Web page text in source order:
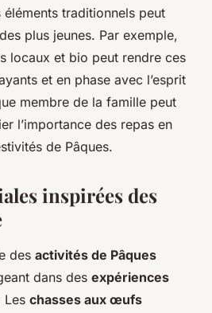
traditionnels peut
plus jeunes. Par exemple,
locaux et bio peut rendre ces
et en phase avec l’esprit
membre de la famille peut
l’importance des repas en
de Pâques.
inspirées des
des activités de Pâques
dans des expériences
Les chasses aux œufs